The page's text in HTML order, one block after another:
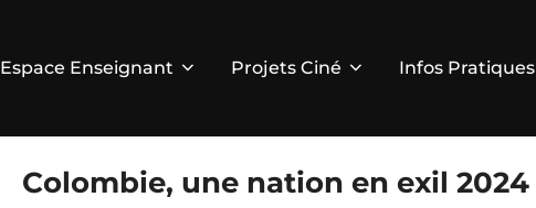
Espace Enseignant Projets Ciné Infos Pratiques
Colombie, une nation en exil 2024